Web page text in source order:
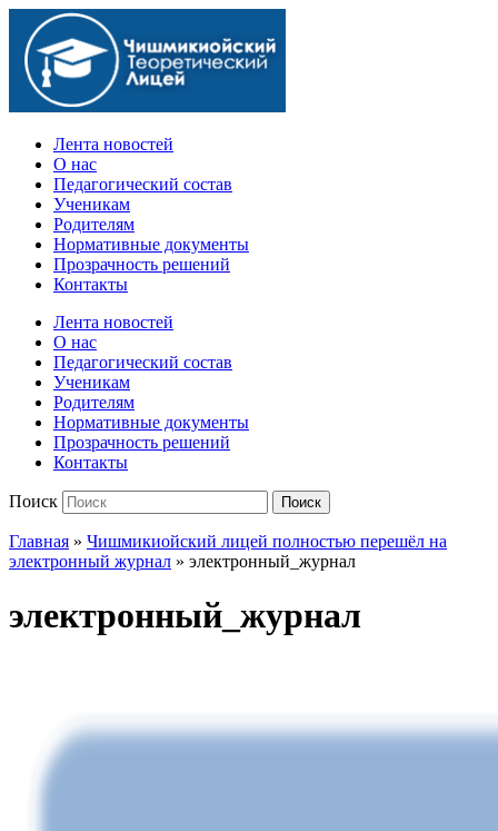
Официальный сайт учебного заведения
Лента новостей
О нас
Педагогический состав
Ученикам
Родителям
Нормативные документы
Прозрачность решений
Контакты
Лента новостей
О нас
Педагогический состав
Ученикам
Родителям
Нормативные документы
Прозрачность решений
Контакты
Поиск Поиск
Главная » Чишмикиойский лицей полностью перешёл на
электронный журнал » электронный_журнал
электронный_журнал